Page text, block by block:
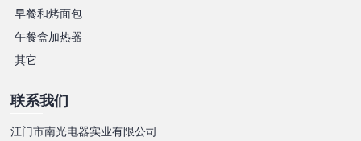
早餐和烤面包
午餐盒加热器
其它
联系我们
江门市南光电器实业有限公司